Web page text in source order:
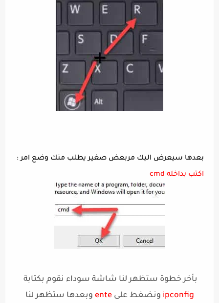
بعدها سيعرض اليك مربعض صغير يطلب منك وضع امر :
اكتب بداخله cmd
بأخر خطوة ستظهر لنا شاشة سوداء نقوم بكتابة
ipconfig ونضغط على ente
وبعدها ستظهر لنا